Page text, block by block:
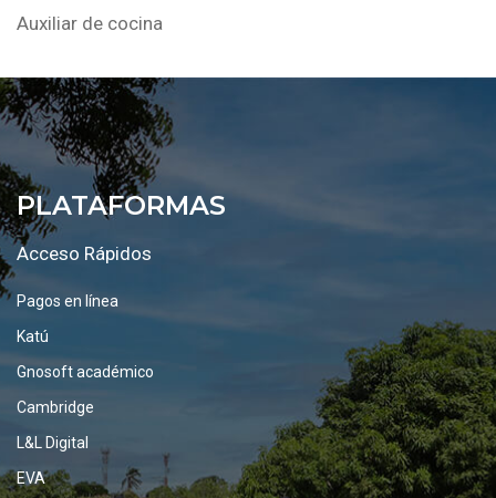
Auxiliar de cocina
PLATAFORMAS
Acceso Rápidos
Pagos en línea
Katú
Gnosoft académico
Cambridge
L&L Digital
EVA